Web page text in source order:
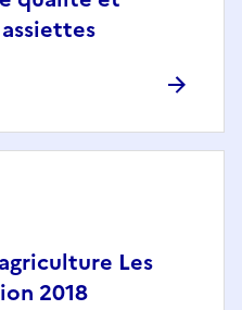
Les
2018